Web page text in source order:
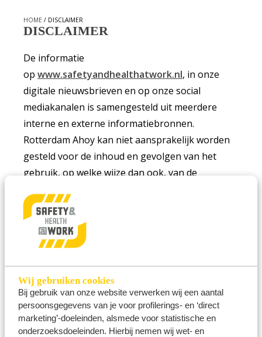
Wij gebruiken cookies
Bij gebruik van onze website verwerken wij een aantal
persoonsgegevens van je voor profilerings- en ‘direct
marketing’-doeleinden, alsmede voor statistische en
onderzoeksdoeleinden. Hierbij nemen wij wet- en
HOME / DISCLAIMER
DISCLAIMER
De informatie
op www.safetyandhealthatwork.nl, in onze
digitale nieuwsbrieven en op onze social
mediakanalen is samengesteld uit meerdere
interne en externe informatiebronnen.
Rotterdam Ahoy kan niet aansprakelijk worden
gesteld voor de inhoud en gevolgen van het
gebruik, op welke wijze dan ook, van de
websites waar naar doorverwezen wordt, geldt
de disclaimer van de betreffende bronnen.
Ongeautoriseerd of oneigenlijk gebruik van
communicatie uitingen kan een inbreuk op
intellectuele rechten, regelgeving m.b.t. privacy,
publicatie en/of communicatie in de breedste zin
van het woord opleveren.